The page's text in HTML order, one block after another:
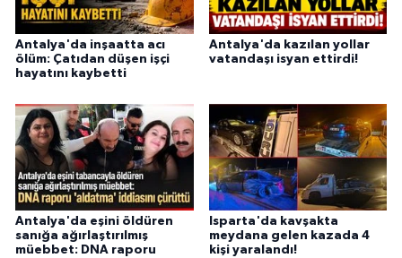
Antalya'da inşaatta acı
ölüm: Çatıdan düşen işçi
hayatını kaybetti
Antalya'da kazılan yollar
vatandaşı isyan ettirdi!
Antalya'da eşini öldüren
sanığa ağırlaştırılmış
müebbet: DNA raporu
Isparta'da kavşakta
meydana gelen kazada 4
kişi yaralandı!